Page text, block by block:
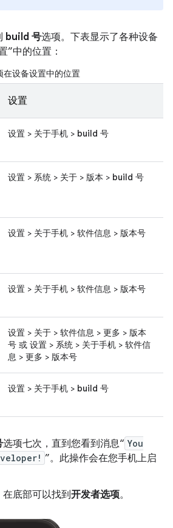
build 号选项。下表显示了各种设备
”中的位置：
在设备设置中的位置
设置
设置 > 关于手机 > build 号
设置 > 系统 > 关于 > 版本 > build 号
设置 > 关于手机 > 软件信息 > 版本号
设置 > 关于手机 > 软件信息 > 版本号
设置 > 关于 > 软件信息 > 更多 > 版本
号 或 设置 > 系统 > 关于手机 > 软件信
息 > 更多 > 版本号
设置 > 关于手机 > build 号
选项七次，直到您看到消息“ You
”。此操作会在您手机上启
底部可以找到开发者选项。